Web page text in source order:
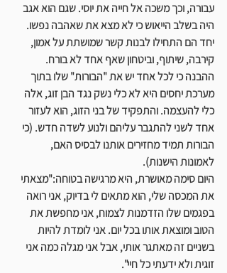
עבורה, וכך משכה אל חייה את יוסי. שגם הוא אגב
היה בשלב הייאוש כי לא מצא את שאהבה נפשו.
יחד הם התחילו לבנות קשר שמושתת על אמון,
קירבה, שיתוף, וביטחון שאף אחד לא בורח.
ההבנה כי לכל אחד יש את "הבורות" שלו בתוך
מערכת יחסים היא לא כלי נשק נגד הבן זוג, אלה
כלי להעצמה. והתפקיד של בני הזוג, הוא לעזור
אחד לשני להתגבר עליהם ולנוע לשדה חדש. (כי
הבורות תמיד מחזירים אותנו לבסיס האם,
לאמונות הישנות).
היום סימה מאושרת, היא מרגישה בטוחה:"מצאתי
את המכסה שלי, הוא מתאים לי בדיוק, אני רואה
בפגמים שלו הזדמנות לצמוח, אני מחפשת את
הטוב ומוצאת אותו בכל יום. אני לומדת להיות
בשניים זה מאתגר אותי, אבל אני מגלה כמה אני
זוגית ולא ידעתי כל חיי".